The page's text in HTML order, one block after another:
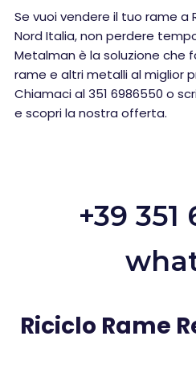
Se vuoi vendere il tuo rame
Nord Italia, non perdere
Metalman è la soluzione che
rame e altri metalli al miglior
Chiamaci al 351 6986550 o
e scopri la nostra offerta.
+39 351
Riciclo Rame